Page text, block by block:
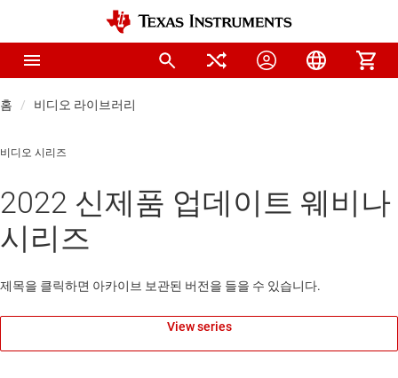
홈 비디오 라이브러리
비디오 시리즈
2022 신제품 업데이트 웨비나
시리즈
제목을 클릭하면 아카이브 보관된 버전을 들을 수 있습니다.
View series